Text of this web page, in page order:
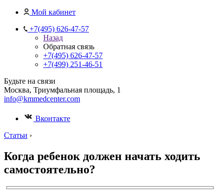
Мой кабинет
+7(495) 626-47-57
Назад
Обратная связь
+7(495) 626-47-57
+7(499) 251-46-51
Будьте на связи
Москва, Триумфальная площадь, 1
info@kmmedcenter.com
Вконтакте
Статьи ›
Когда ребенок должен начать ходить
самостоятельно?